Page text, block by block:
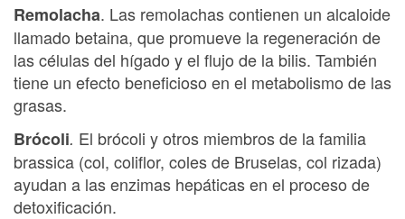
Remolacha. Las remolachas contienen un alcaloide
llamado betaina, que promueve la regeneración de
las células del hígado y el flujo de la bilis. También
tiene un efecto beneficioso en el metabolismo de las
grasas.
Brócoli. El brócoli y otros miembros de la familia
brassica (col, coliflor, coles de Bruselas, col rizada)
ayudan a las enzimas hepáticas en el proceso de
detoxificación.